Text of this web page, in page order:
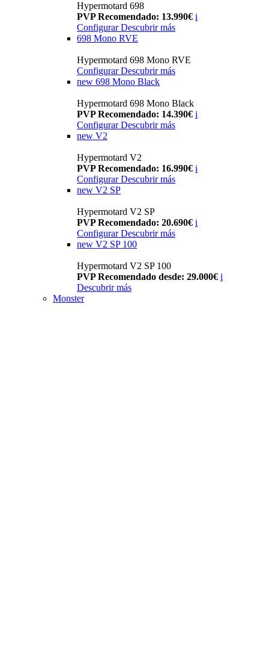
Hypermotard 698
PVP Recomendado: 13.990€ i
ConfigurarDescubrir más
698 Mono RVE
Hypermotard 698 Mono RVE
Configurar Descubrir más
new 698 Mono Black
Hypermotard 698 Mono Black
PVP Recomendado: 14.390€ i
Configurar Descubrir más
new V2
Hypermotard V2
PVP Recomendado: 16.990€ i
Configurar Descubrir más
new V2 SP
Hypermotard V2 SP
PVP Recomendado: 20.690€ i
Configurar Descubrir más
new V2 SP 100
Hypermotard V2 SP 100
PVP Recomendado desde: 29.000€ i
Descubrir más
Monster